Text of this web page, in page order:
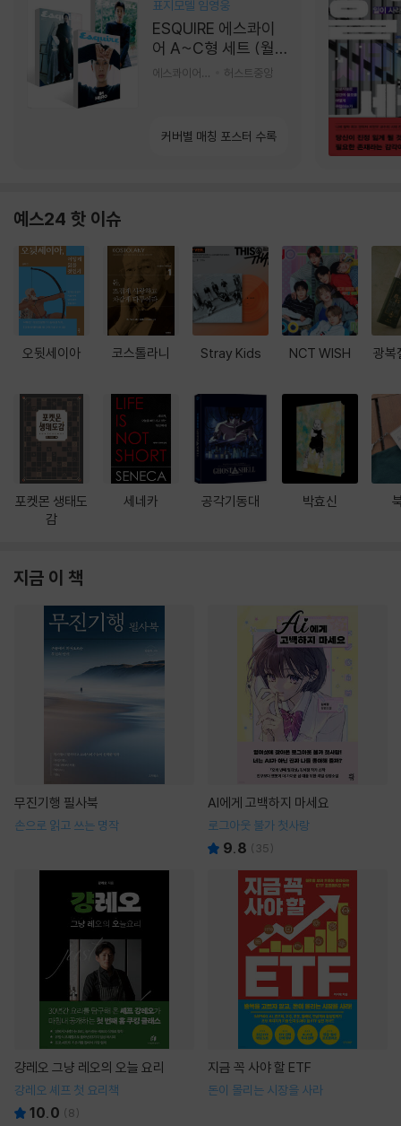
표지모델 임영웅
ESQUIRE 에스콰이
어 A~C형 세트 (월
간) : 9월 [2026]
허스트중앙
커버별 매칭 포스터 수록
예스24 핫 이슈
오뒷세이아
포켓몬 생태도
감
코스톨라니
세네카
Stray Kids
공각기동대
NCT WISH
박효신
광복
지금 이 책
무진기행 필사북
손으로 읽고 쓰는 명작
AI에게 고백하지 마세요
로그아웃 불가 첫사랑
9.8 ( 35)
걍레오 그냥 레오의 오늘 요리
강레오 셰프 첫 요리책
10.0 (8)
지금 꼭 사야 할 ETF
돈이 몰리는 시장을 사라